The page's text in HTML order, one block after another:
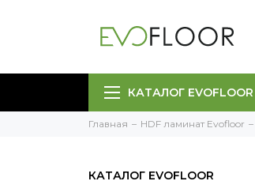
КАТАЛОГ EVOFLOOR
Главная HDF ламинат Evofloor
КАТАЛОГ EVOFLOOR